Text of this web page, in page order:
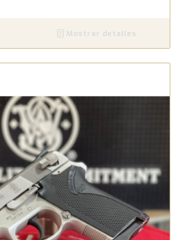
Mostrar detalles